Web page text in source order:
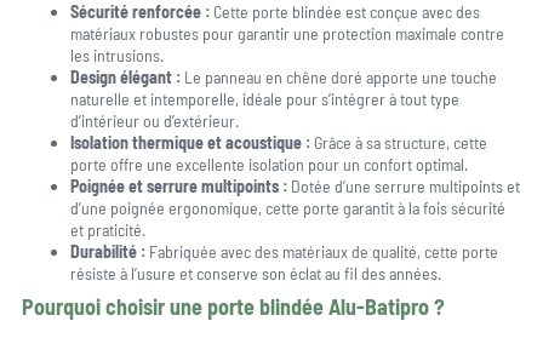
Sécurité renforcée :Cette porte blindée est conçue avec des
matériaux robustes pour garantir une protection maximale contre
les intrusions.
Design élégant :Le panneau en chêne doré apporte une touche
naturelle et intemporelle, idéale pour s’intégrer à tout type
d’intérieur ou d’extérieur.
Isolation thermique et acoustique :Grâce à sa structure, cette
porte offre une excellente isolation pour un confort optimal.
Poignée et serrure multipoints :Dotée d’une serrure multipoints et
d’une poignée ergonomique, cette porte garantit à la fois sécurité
et praticité.
Durabilité :Fabriquée avec des matériaux de qualité, cette porte
résiste à l’usure et conserve son éclat au fil des années.
Pourquoi choisir une porte blindée Alu-Batipro ?